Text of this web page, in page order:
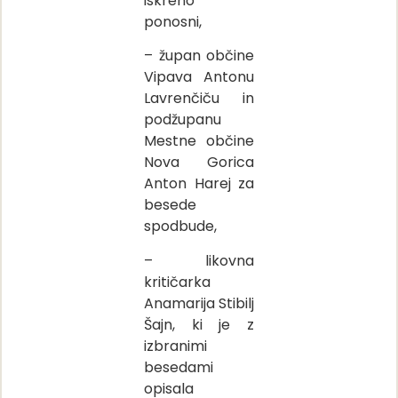
ponosni,
– župan občine
Vipava Antonu
Lavrenčiču in
podžupanu
Mestne občine
Nova Gorica
Anton Harej za
besede
spodbude,
– likovna
kritičarka
Anamarija Stibilj
Šajn, ki je z
izbranimi
besedami
opisala